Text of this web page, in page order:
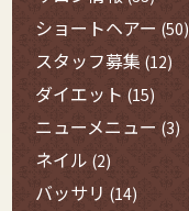
ショートヘアー (50)
スタッフ募集 (12)
ダイエット (15)
ニューメニュー (3)
ネイル (2)
バッサリ (14)